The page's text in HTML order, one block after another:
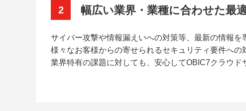
2 幅広い業界・業種に合わせた最
サイバー攻撃や情報漏えいへの対策等、最新の情報を
様々なお客様からの寄せられるセキュリティ要件への
業界特有の課題に対しても、安心してOBIC7クラウド